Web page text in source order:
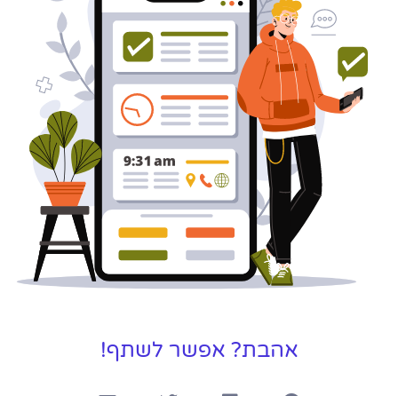
כאן עבורך!
לפרטים
אהבת? אפשר לשתף!